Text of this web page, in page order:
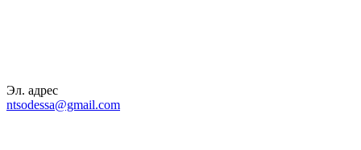
Эл. адрес
ntsodessa@gmail.com